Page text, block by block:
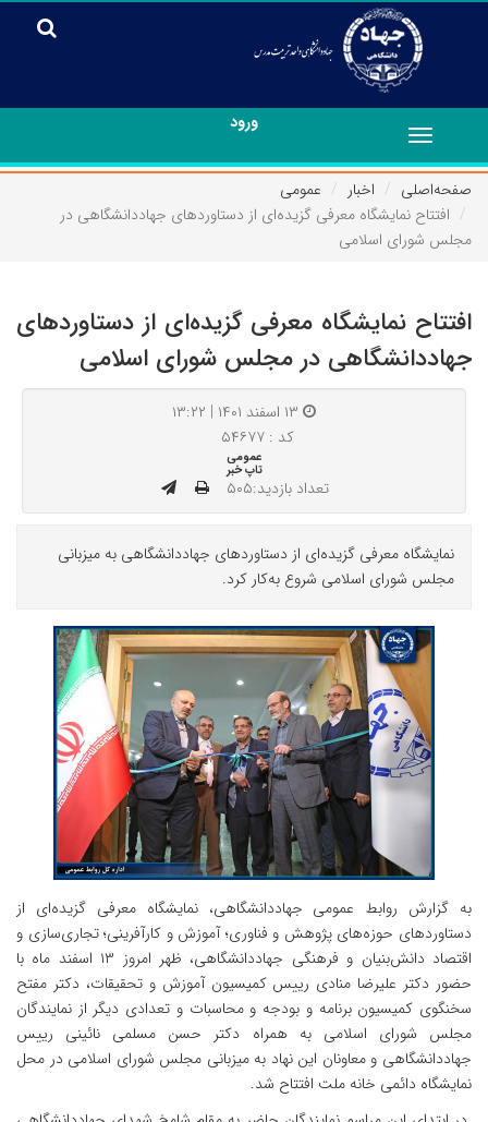
ورود
Toggle
navigation
صفحه‌اصلی
اخبار
عمومی
افتتاح نمایشگاه معرفی گزیده‌ای از دستاوردهای جهاددانشگاهی در
مجلس شورای اسلامی
افتتاح نمایشگاه معرفی گزیده‌ای از دستاوردهای
جهاددانشگاهی در مجلس شورای اسلامی
کد : ۵۴۶۷۷
عمومی
تاپ خبر
تعداد بازدید:۵۰۵
نمایشگاه معرفی گزیده‌ای از دستاوردهای جهاددانشگاهی به میزبانی
مجلس شورای اسلامی شروع به‌کار کرد.
به گزارش روابط عمومی جهاددانشگاهی، نمایشگاه معرفی گزیده‌ای از
دستاوردهای حوزه‌های پژوهش و فناوری؛ آموزش و کارآفرینی؛ تجاری‌سازی و
اقتصاد دانش‌بنیان و فرهنگی جهاددانشگاهی، ظهر امروز ۱۳ اسفند ماه با
حضور دکتر علیرضا منادی رییس کمیسیون آموزش و تحقیقات، دکتر مفتح
سخنگوی کمیسیون برنامه و بودجه و محاسبات و تعدادی دیگر از نمایندگان
مجلس شورای اسلامی به همراه دکتر حسن مسلمی نائینی رییس
جهاددانشگاهی و معاونان این نهاد به میزبانی مجلس شورای اسلامی در محل
نمایشگاه دائمی خانه ملت افتتاح شد.